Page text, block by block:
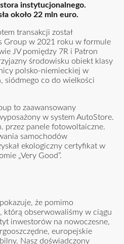
instytucjonalnego.
około 22 mln euro.
transakcji został
Group w 2021 roku w formule
JV pomiędzy 7R i Patron
środowisku obiekt klasy
polsko-niemieckiej w
siódmego co do wielkości
to zaawansowany
w system AutoStore.
przez panele fotowoltaiczne.
samochodów
ekologiczny certyfikat w
„Very Good”.
że pomimo
którą obserwowaliśmy w ciągu
inwestorów na nowoczesne,
europejskie
Nasz doświadczony